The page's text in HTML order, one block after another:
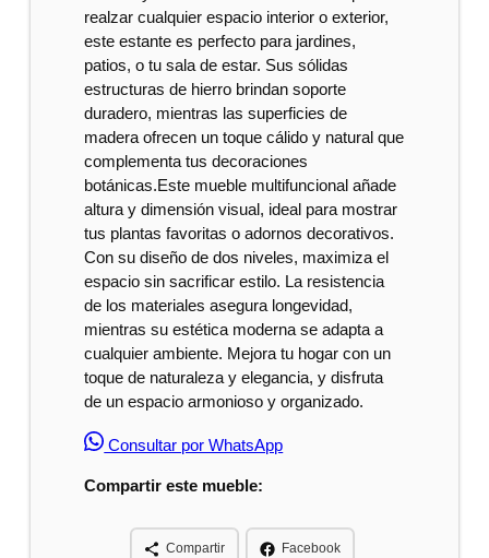
realzar cualquier espacio interior o exterior,
este estante es perfecto para jardines,
patios, o tu sala de estar. Sus sólidas
estructuras de hierro brindan soporte
duradero, mientras las superficies de
madera ofrecen un toque cálido y natural que
complementa tus decoraciones
botánicas.Este mueble multifuncional añade
altura y dimensión visual, ideal para mostrar
tus plantas favoritas o adornos decorativos.
Con su diseño de dos niveles, maximiza el
espacio sin sacrificar estilo. La resistencia
de los materiales asegura longevidad,
mientras su estética moderna se adapta a
cualquier ambiente. Mejora tu hogar con un
toque de naturaleza y elegancia, y disfruta
de un espacio armonioso y organizado.
Consultar por WhatsApp
Compartir este mueble:
Compartir Facebook